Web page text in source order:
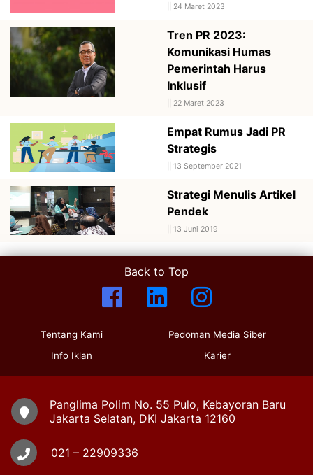
24 Maret 2023
Tren PR 2023:
Komunikasi Humas
Pemerintah Harus
Inklusif
22 Maret 2023
Empat Rumus Jadi PR
Strategis
13 September 2021
Strategi Menulis Artikel
Pendek
13 Juni 2019
Back to Top
Tentang Kami
Info Iklan
Pedoman Media Siber
Karier
Panglima Polim No. 55 Pulo, Kebayoran Baru
Jakarta Selatan, DKI Jakarta 12160
021 – 22909336